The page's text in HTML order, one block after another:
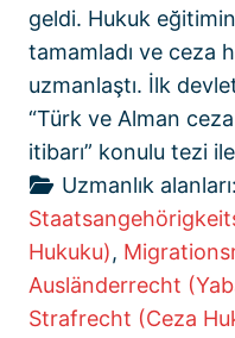
geldi. Hukuk
tamamladı ve ceza
uzmanlaştı. İlk
“Türk ve Alman
itibarı” konulu tezi
Uzmanlık
Hukuku),
Ausländerrecht
Strafrecht (Ceza